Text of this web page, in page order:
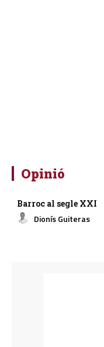
Opinió
Barroc al segle XXI
Dionís Guiteras